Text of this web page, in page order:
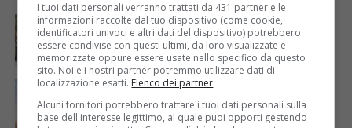
CRONACA & ATTUALITÀ 4 giorni fa
Acqua da usare con cautela nell’Udinese: ecco tutte
le frazioni sotto osservazione
ECONOMIA & LAVORO 1 giorno fa
Bollette più leggere nei condomini, nuovo bando FVG
per l’efficientamento energetico
I tuoi dati personali verranno trattati da 431 partner e le
informazioni raccolte dal tuo dispositivo (come cookie,
identificatori univoci e altri dati del dispositivo) potrebbero
essere condivise con questi ultimi, da loro visualizzate e
memorizzate oppure essere usate nello specifico da questo
sito. Noi e i nostri partner potremmo utilizzare dati di
localizzazione esatti. Elenco dei partner.
Alcuni fornitori potrebbero trattare i tuoi dati personali sulla
base dell'interesse legittimo, al quale puoi opporti gestendo